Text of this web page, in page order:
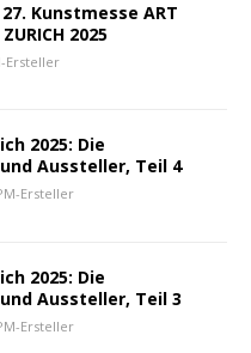
Kunstmesse ART
2025
Ersteller
2025: Die
Aussteller, Teil 4
Ersteller
2025: Die
Aussteller, Teil 3
Ersteller